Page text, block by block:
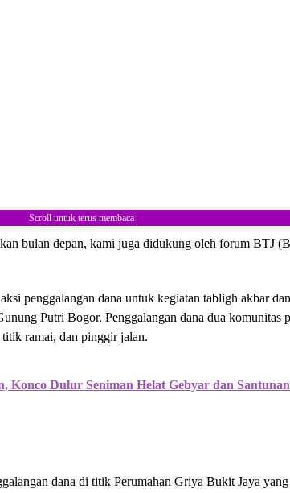
Scroll untuk terus membaca
bulan depan, kami juga didukung oleh forum BTJ
penggalangan dana untuk kegiatan tabligh akbar
Putri Bogor. Penggalangan dana dua komunitas
ramai, dan pinggir jalan.
Konco Dulur Seniman Helat Gebyar dan
dana di titik Perumahan Griya Bukit Jaya